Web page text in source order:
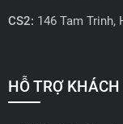
CS2: 146 Tam Trinh,
🗺️Xem trên bản đồ
HỖ TRỢ